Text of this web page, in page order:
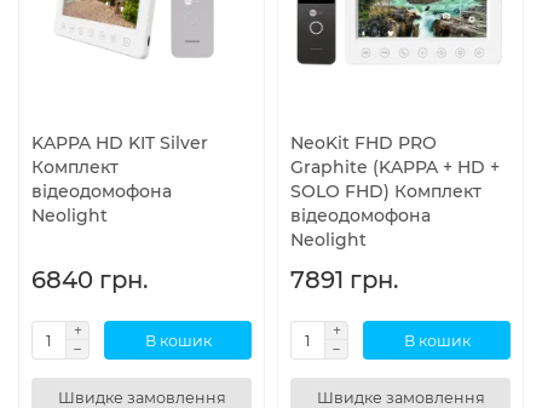
KAPPA HD KIT Silver
Комплект
відеодомофона
Neolight
6840 грн.
В кошик
Швидке замовлення
NeoKit FHD PRO
Graphite (KAPPA + HD +
SOLO FHD) Комплект
відеодомофона
Neolight
7891 грн.
В кошик
Швидке замовлення